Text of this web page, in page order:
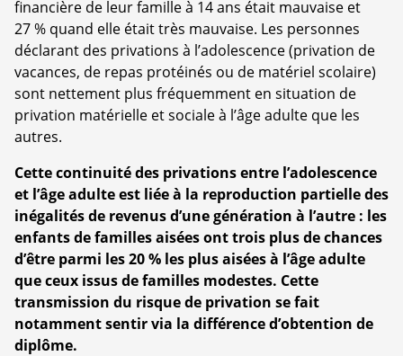
financière de leur famille à 14 ans était mauvaise et
27 % quand elle était très mauvaise. Les personnes
déclarant des privations à l’adolescence (privation de
vacances, de repas protéinés ou de matériel scolaire)
sont nettement plus fréquemment en situation de
privation matérielle et sociale à l’âge adulte que les
autres.
Cette continuité des privations entre l’adolescence
et l’âge adulte est liée à la reproduction partielle des
inégalités de revenus d’une génération à l’autre : les
enfants de familles aisées ont trois plus de chances
d’être parmi les 20 % les plus aisées à l’âge adulte
que ceux issus de familles modestes. Cette
transmission du risque de privation se fait
notamment sentir via la différence d’obtention de
diplôme.